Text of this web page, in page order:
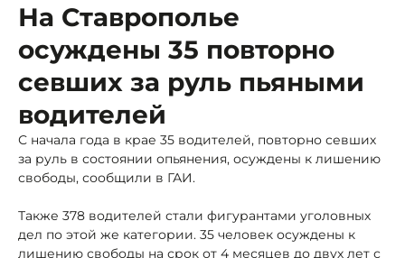
На Ставрополье
осуждены 35 повторно
севших за руль пьяными
водителей
С начала года в крае 35 водителей, повторно севших
за руль в состоянии опьянения, осуждены к лишению
свободы, сообщили в ГАИ.
Также 378 водителей стали фигурантами уголовных
дел по этой же категории. 35 человек осуждены к
лишению свободы на срок от 4 месяцев до двух лет с